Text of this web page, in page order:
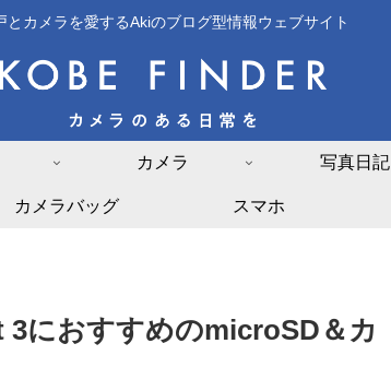
とカメラを愛するAkiのブログ型情報ウェブサイト
カメラ 写真日記
カメラバッグ スマホ
におすすめのmicroSD＆カ